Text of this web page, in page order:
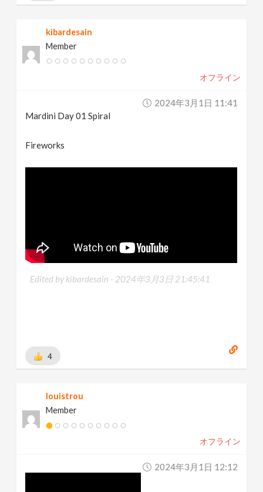
kibardesain
Member
オフライン
2024年3月1日 11:41
Mardini Day 01 Spiral
Fireworks
Edited by kibardesain - 2024年3月3日 21:45:41
4
louistrou
Member
オフライン
2024年3月1日 12:12